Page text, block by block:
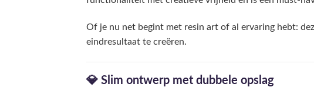
Of je nu net begint met resin art of al ervaring hebt:
eindresultaat te creëren.
💎 Slim ontwerp met dubbele opslag